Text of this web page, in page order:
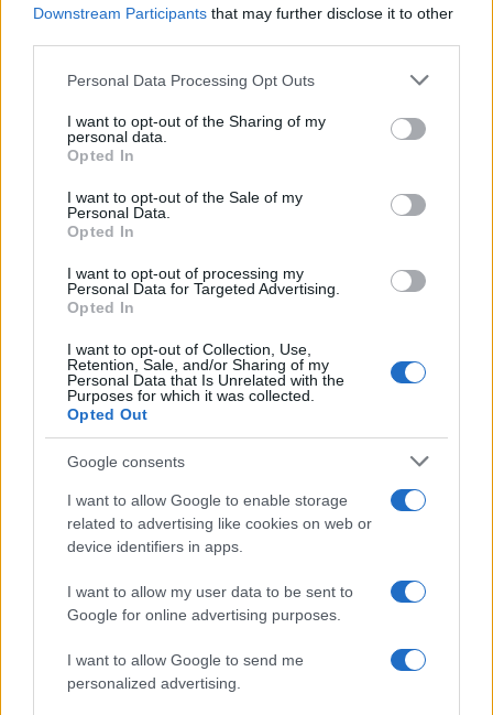
Downstream Participants that may further disclose it to other
Please note that this website/app uses one or more Google
not limited to your visit or usage behaviour. You may click to
grant or deny consent to Google and its third-party tags to
use your data for below specified purposes in below Google
consent section.
Personal Data Processing Opt Outs
I want to opt-out of the Sharing of my
personal data.
Opted In
I want to opt-out of the Sale of my
Personal Data.
Opted In
I want to opt-out of processing my
Personal Data for Targeted Advertising.
Opted In
I want to opt-out of Collection, Use,
Retention, Sale, and/or Sharing of my
Personal Data that Is Unrelated with the
Purposes for which it was collected.
Opted Out
Google consents
I want to allow Google to enable storage
related to advertising like cookies on web or
device identifiers in apps.
I want to allow my user data to be sent to
Google for online advertising purposes.
I want to allow Google to send me
personalized advertising.
Σχόλια
Σχολίασε εδώ
Ποιες περιοχές μπαίνουν σε
Red Code για φωτιές: Τι
προβλέπει ο χάρτης – Σε
επιφυλακή η
Πυροσβεστική
Μοτζτάμπα Χαμενεΐ
φουντώνουν οι φήμες
το αν βρίσκεται στη